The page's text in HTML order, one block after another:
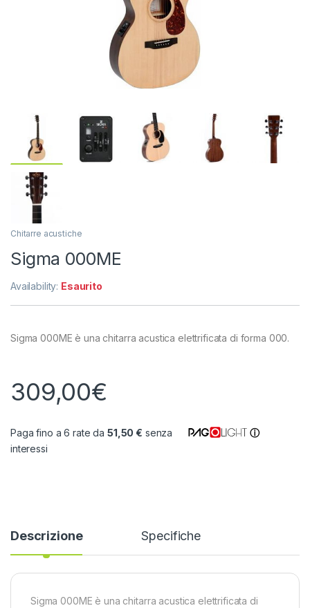
Chitarre acustiche
Sigma 000ME
Availability: Esaurito
Sigma 000ME è una chitarra acustica elettrificata di forma 000.
309,00€
Paga fino a 6 rate da 51,50 € senza
interessi
ⓘ
Descrizione Specifiche
Sigma 000ME è una chitarra acustica elettrificata di